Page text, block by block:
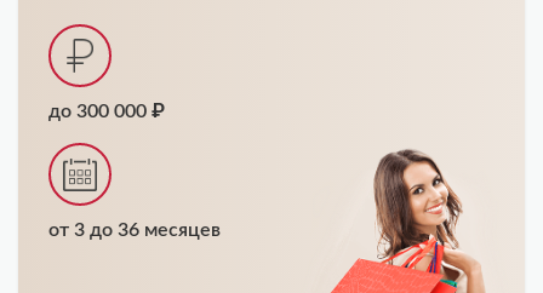
до 300 000 ₽
от 3 до 36 месяцев